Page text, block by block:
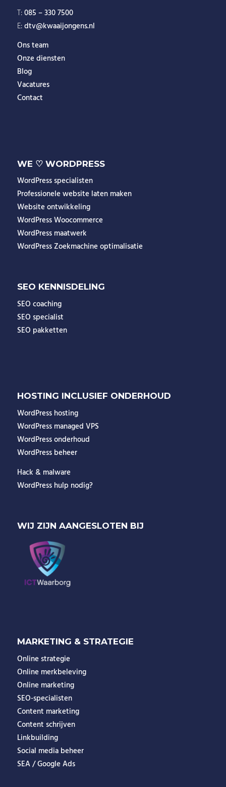
T:085 – 330 7500
E:dtv@kwaaijongens.nl
Ons team
Onze diensten
Blog
Vacatures
Contact
WE ♡ WORDPRESS
WordPress specialisten
Professionele website laten maken
Website ontwikkeling
WordPress Woocommerce
WordPress maatwerk
WordPress Zoekmachine optimalisatie
SEO KENNISDELING
SEO coaching
SEO specialist
SEO pakketten
HOSTING INCLUSIEF ONDERHOUD
WordPress hosting
WordPress managed VPS
WordPress onderhoud
WordPress beheer
Hack & malware
WordPress hulp nodig?
WIJ ZIJN AANGESLOTEN BIJ
MARKETING & STRATEGIE
Online strategie
Online merkbeleving
Online marketing
SEO-specialisten
Content marketing
Content schrijven
Linkbuilding
Social media beheer
SEA / Google Ads